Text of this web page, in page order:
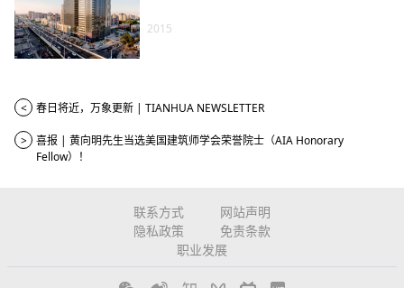
2015
< 春日将近，万象更新 | TIANHUA NEWSLETTER
>
喜报 | 黄向明先生当选美国建筑师学会荣誉院士（AIA Honorary
Fellow）！
联系方式
网站声明
隐私政策
免责条款
职业发展